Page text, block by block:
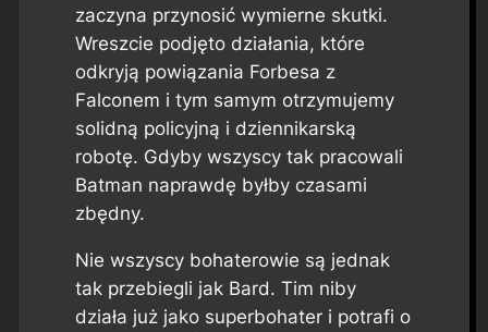
zaczyna przynosić wymierne skutki.
Wreszcie podjęto działania, które
odkryją powiązania Forbesa z
Falconem i tym samym otrzymujemy
solidną policyjną i dziennikarską
robotę. Gdyby wszyscy tak pracowali
Batman naprawdę byłby czasami
zbędny.
Nie wszyscy bohaterowie są jednak
tak przebiegli jak Bard. Tim niby
działa już jako superbohater i potrafi o